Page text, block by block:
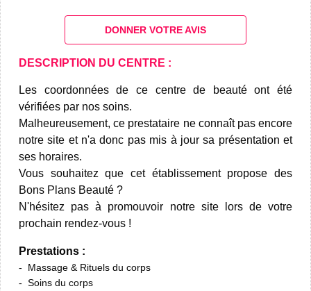
DONNER VOTRE AVIS
DESCRIPTION DU CENTRE :
Les coordonnées de ce centre de beauté ont été
vérifiées par nos soins.
Malheureusement, ce prestataire ne connaît pas encore
notre site et n'a donc pas mis à jour sa présentation et
ses horaires.
Vous souhaitez que cet établissement propose des
Bons Plans Beauté ?
N'hésitez pas à promouvoir notre site lors de votre
prochain rendez-vous !
Prestations :
Massage & Rituels du corps
Soins du corps